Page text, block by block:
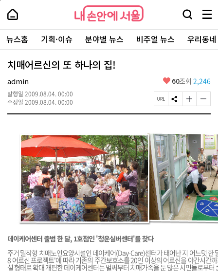
본
로
가
내
손
안
에
서
울
-
서
울
시
대
표
소
내
손
에
울
검
창
열
기
메
뉴
전
체
보
주
요
서
뉴스홈 기획·이슈 분야별 뉴스 비주얼 뉴스 우리동
치매어르신의 또 하나의 집!
admin
발행일 2009.08.04. 00:00
수정일 2009.08.04. 00:00
좋
요
60조회 2,246
페
이
R
L
복
사
S
N
유
하
기
글
자
크
게
변
경
하
기
글
자
작
게
변
경
하
기
데이케어센터 출범 한 달, 1호점인 '청운실버센터'를 찾다
주거 밀착형 치매노인요양시설인 데이케어(Day-Care)센터가 태어난 지 어느덧 한
8 어르신 프로젝트'에 따라 기존의 주간보호소를 20인 이상의 어르신을 야간시간
설 형태로 확대 개편한 데이케어센터는 벌써부터 치매가족을 둔 많은 시민들로부터
페
상
단
로